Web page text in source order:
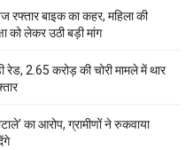
रफ्तार बाइक का कहर, महिला की
को लेकर उठी बड़ी मांग
2.65 करोड़ की चोरी मामले में थार
का आरोप, ग्रामीणों ने रुकवाया